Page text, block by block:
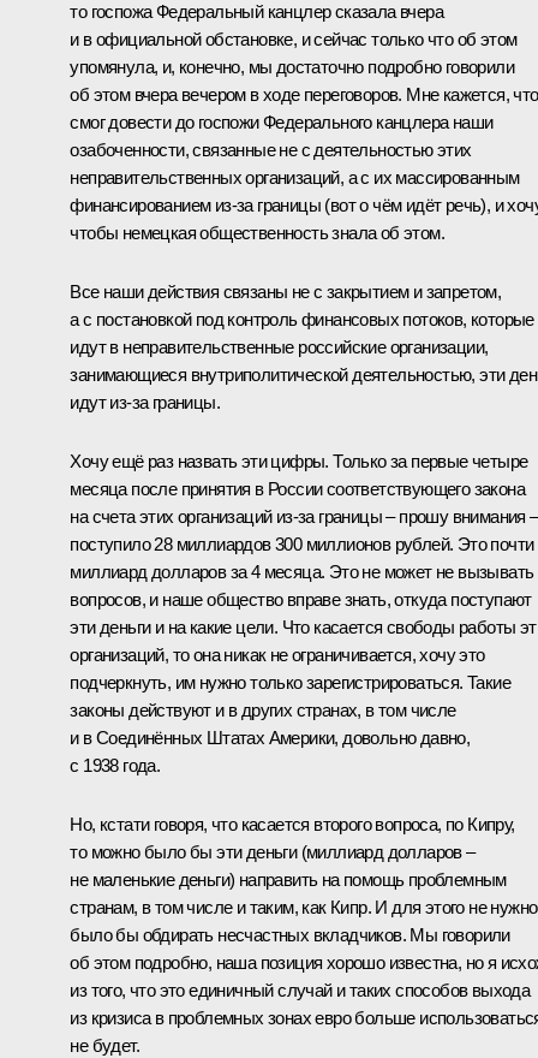
то госпожа Федеральный канцлер сказала вчера
и в официальной обстановке, и сейчас только что об этом
упомянула, и, конечно, мы достаточно подробно говорили
об этом вчера вечером в ходе переговоров. Мне кажется,
смог довести до госпожи Федерального канцлера наши
озабоченности, связанные не с деятельностью этих
неправительственных организаций, а с их массированным
финансированием из‑за границы (вот о чём идёт речь), и
чтобы немецкая общественность знала об этом.
Все наши действия связаны не с закрытием и запретом,
а с постановкой под контроль финансовых потоков, которые
идут в неправительственные российские организации,
занимающиеся внутриполитической деятельностью, эти
идут из‑за границы.
Хочу ещё раз назвать эти цифры. Только за первые четыре
месяца после принятия в России соответствующего закона
на счета этих организаций из‑за границы – прошу внимания –
поступило 28 миллиардов 300 миллионов рублей. Это почти
миллиард долларов за 4 месяца. Это не может не вызывать
вопросов, и наше общество вправе знать, откуда поступают
эти деньги и на какие цели. Что касается свободы работы
организаций, то она никак не ограничивается, хочу это
подчеркнуть, им нужно только зарегистрироваться. Такие
законы действуют и в других странах, в том числе
и в Соединённых Штатах Америки, довольно давно,
с 1938 года.
Но, кстати говоря, что касается второго вопроса, по Кипру,
то можно было бы эти деньги (миллиард долларов –
не маленькие деньги) направить на помощь проблемным
странам, в том числе и таким, как Кипр. И для этого не нужно
было бы обдирать несчастных вкладчиков. Мы говорили
об этом подробно, наша позиция хорошо известна, но я
из того, что это единичный случай и таких способов выхода
из кризиса в проблемных зонах евро больше
не будет.